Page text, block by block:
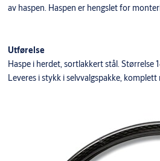
av haspen. Haspen er hengslet for
Utførelse
Haspe i herdet, sortlakkert stål. Størrelse
Leveres i stykk i selvvalgspakke, komplett